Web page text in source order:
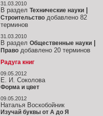
31.03.2010
В раздел Технические науки
Строительство добавлено 82
терминов
31.03.2010
В раздел Общественные науки
Право добавлено 20 терминов
Радуга книг
09.05.2012
Е. И. Соколова
Форма и цвет
09.05.2012
Наталья Воскобойник
Изучай буквы от А до Я